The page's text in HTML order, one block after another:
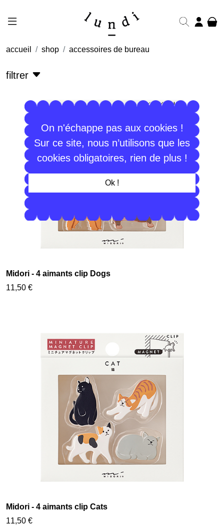
On n'échappe pas aux cookies !
Sur ce site, nous n’utilisons que les
cookies obligatoires, rien de plus !
Ok !
accueil shop accessoires de bureau
filtrer
Midori - 4 aimants clip Dogs
11,50 €
Midori - 4 aimants clip Cats
11,50 €